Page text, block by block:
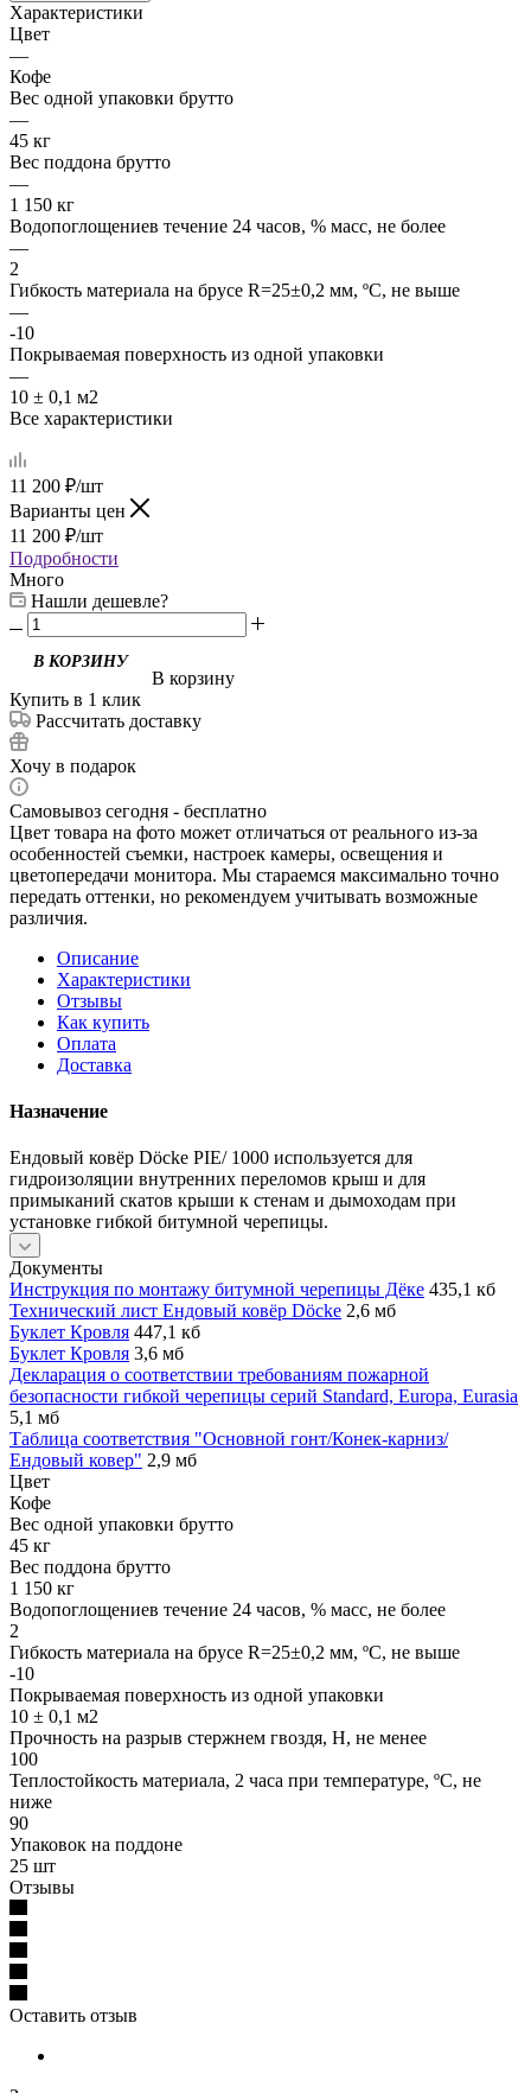
Характеристики
Цвет
—
Кофе
Вес одной упаковки брутто
—
45 кг
Вес поддона брутто
—
1 150 кг
Водопоглощениев течение 24 часов, % масс, не более
—
2
Гибкость материала на брусе R=25±0,2 мм, ºС, не выше
—
-10
Покрываемая поверхность из одной упаковки
—
10 ± 0,1 м2
Все характеристики
11 200 ₽/шт
Варианты цен
11 200 ₽/шт
Подробности
Много
Нашли дешевле?
В корзину
Купить в 1 клик
Рассчитать доставку
Хочу в подарок
Самовывоз сегодня - бесплатно
Цвет товара на фото может отличаться от реального из-за
особенностей съемки, настроек камеры, освещения и
цветопередачи монитора. Мы стараемся максимально точно
передать оттенки, но рекомендуем учитывать возможные
различия.
Описание
Характеристики
Отзывы
Как купить
Оплата
Доставка
Назначение
Ендовый ковёр Döcke PIE/ 1000 используется для
гидроизоляции внутренних переломов крыш и для
примыканий скатов крыши к стенам и дымоходам при
установке гибкой битумной черепицы.
Документы
Инструкция по монтажу битумной черепицы Дёке 435,1 кб
Технический лист Ендовый ковёр Döcke 2,6 мб
Буклет Кровля 447,1 кб
Буклет Кровля 3,6 мб
Декларация о соответствии требованиям пожарной
безопасности гибкой черепицы серий Standard, Europa, Eurasia
5,1 мб
Таблица соответствия "Основной гонт/Конек-карниз/
Ендовый ковер" 2,9 мб
Цвет
Кофе
Вес одной упаковки брутто
45 кг
Вес поддона брутто
1 150 кг
Водопоглощениев течение 24 часов, % масс, не более
2
Гибкость материала на брусе R=25±0,2 мм, ºС, не выше
-10
Покрываемая поверхность из одной упаковки
10 ± 0,1 м2
Прочность на разрыв стержнем гвоздя, Н, не менее
100
Теплостойкость материала, 2 часа при температуре, ºС, не
ниже
90
Упаковок на поддоне
25 шт
Отзывы
Оставить отзыв